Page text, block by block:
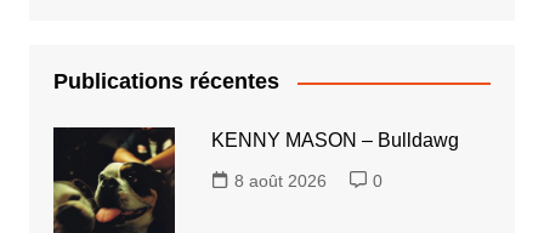
Publications récentes
KENNY MASON – Bulldawg
8 août 2026 0